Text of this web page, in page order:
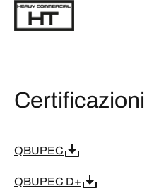
Certificazioni
QBUPEC
QBUPEC D+